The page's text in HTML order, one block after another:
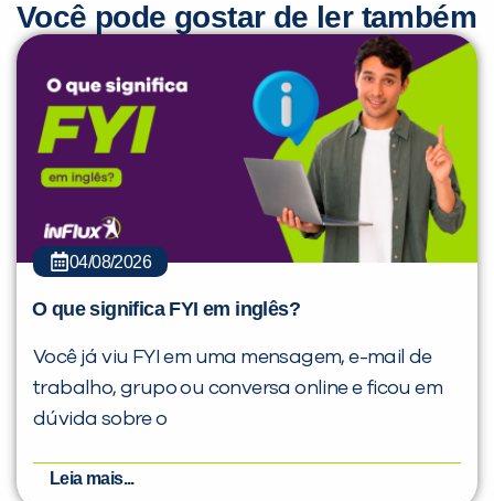
Você pode gostar de ler também
04/08/2026
O que significa FYI em inglês?
Você já viu FYI em uma mensagem, e-mail de
trabalho, grupo ou conversa online e ficou em
dúvida sobre o
Leia mais...